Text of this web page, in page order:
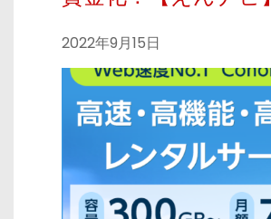
2022年9月15日